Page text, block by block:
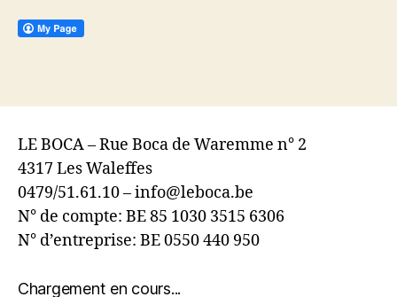
LE BOCA – Rue Boca de Waremme n° 2
4317 Les Waleffes
0479/51.61.10 – info@leboca.be
N° de compte: BE 85 1030 3515 6306
N° d’entreprise: BE 0550 440 950
Chargement en cours...